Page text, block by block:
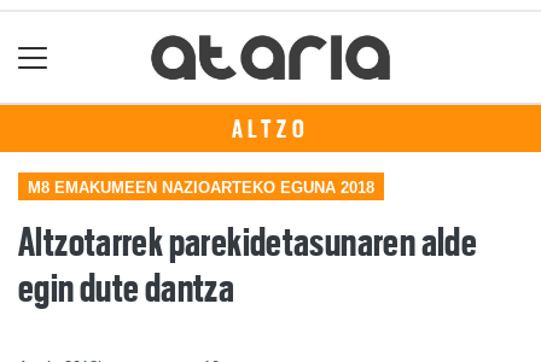
ALTZO
M8 EMAKUMEEN NAZIOARTEKO EGUNA 2018
Altzotarrek parekidetasunaren alde
egin dute dantza